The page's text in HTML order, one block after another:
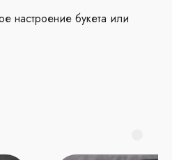
настроение букета или